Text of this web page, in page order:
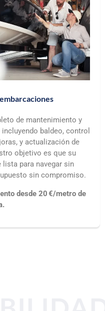
de mantenimiento y
baldeo, control
y actualización de
objetivo es que su
para navegar sin
sin compromiso.
desde 20 €/metro de